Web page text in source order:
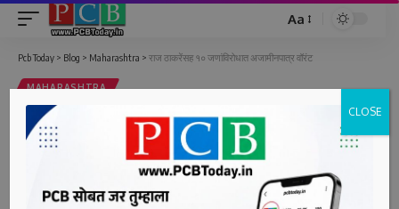
Font
Resizer
Aa
Pcb Today > Blog > Maharashtra > राज ठाकरेंसह १० जणांविरोधात अजामीनपात्र वॉरंट
MAHARASHTRA
राज ठाकरेंसह १० जणांविरोधात
अजामीनपात्र वॉरंट
1 Min Read
CLOSE